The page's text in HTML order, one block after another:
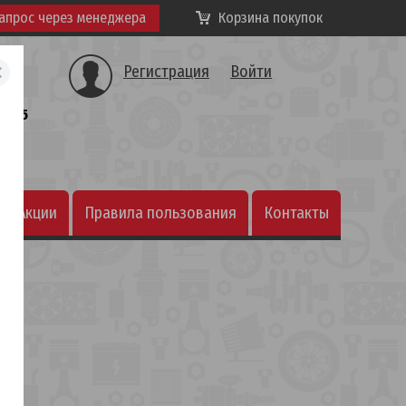
через менеджера Корзина покупок
Регистрация Войти
Акции Правила пользования Контакты
25